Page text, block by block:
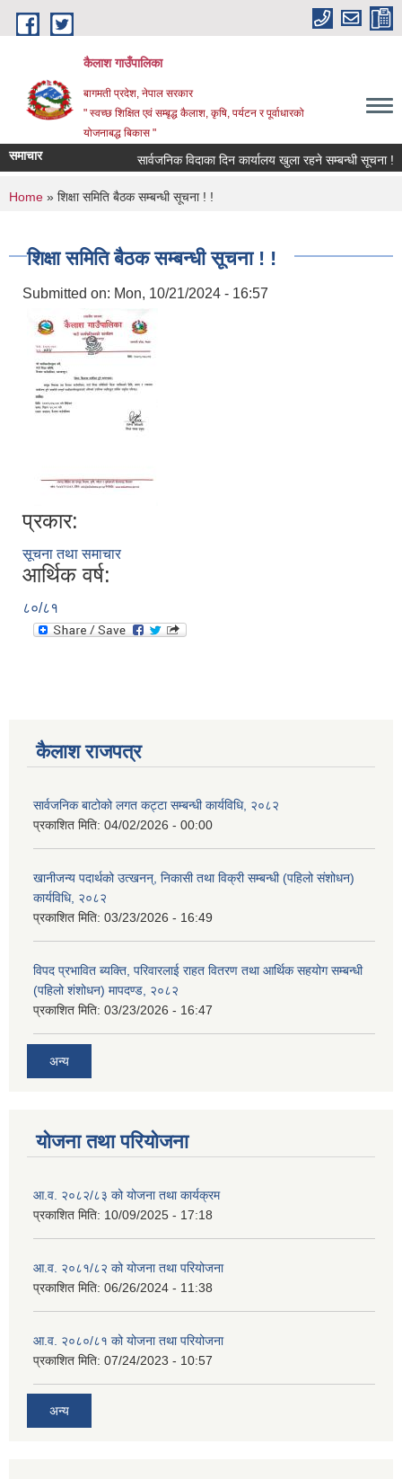
Skip to main content
कैलाश गाउँपालिका
बागमती प्रदेश, नेपाल सरकार
" स्वच्छ शिक्षित एवं सम्बृद्ध कैलाश, कृषि, पर्यटन र पूर्वाधारको
योजनाबद्ध बिकास "
समाचार सार्वजनिक विदाका दिन कार्यालय खुला रहने सम्बन्धी सूचना !
You are here
Home » शिक्षा समिति बैठक सम्बन्धी सूचना ! !
शिक्षा समिति बैठक सम्बन्धी सूचना ! !
Submitted on: Mon, 10/21/2024 - 16:57
प्रकार:
सूचना तथा समाचार
आर्थिक वर्ष:
८०/८१
कैलाश राजपत्र
सार्वजनिक बाटोको लगत कट्टा सम्बन्धी कार्यविधि, २०८२
प्रकाशित मिति: 04/02/2026 - 00:00
खानीजन्य पदार्थको उत्खनन्, निकासी तथा विक्री सम्बन्धी (पहिलो संशोधन)
कार्यविधि, २०८२
प्रकाशित मिति: 03/23/2026 - 16:49
विपद प्रभावित ब्यक्ति, परिवारलाई राहत वितरण तथा आर्थिक सहयोग सम्बन्धी
(पहिलो शंशोधन) मापदण्ड, २०८२
प्रकाशित मिति: 03/23/2026 - 16:47
अन्य
योजना तथा परियोजना
आ.व. २०८२/८३ को योजना तथा कार्यक्रम
प्रकाशित मिति: 10/09/2025 - 17:18
आ.व. २०८१/८२ को योजना तथा परियोजना
प्रकाशित मिति: 06/26/2024 - 11:38
आ.व. २०८०/८१ को योजना तथा परियोजना
प्रकाशित मिति: 07/24/2023 - 10:57
अन्य